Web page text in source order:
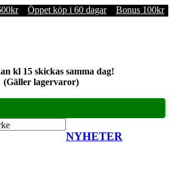
Öppet köp i 60 dagar Bonus 100kr
kl 15 skickas samma dag!
(Gäller lagervaror)
NYHETER